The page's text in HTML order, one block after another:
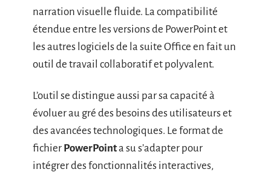
narration visuelle fluide. La compatibilité
étendue entre les versions de PowerPoint et
les autres logiciels de la suite Office en fait un
outil de travail collaboratif et polyvalent.
L’outil se distingue aussi par sa capacité à
évoluer au gré des besoins des utilisateurs et
des avancées technologiques. Le format de
fichier PowerPointa su s’adapter pour
intégrer des fonctionnalités interactives,